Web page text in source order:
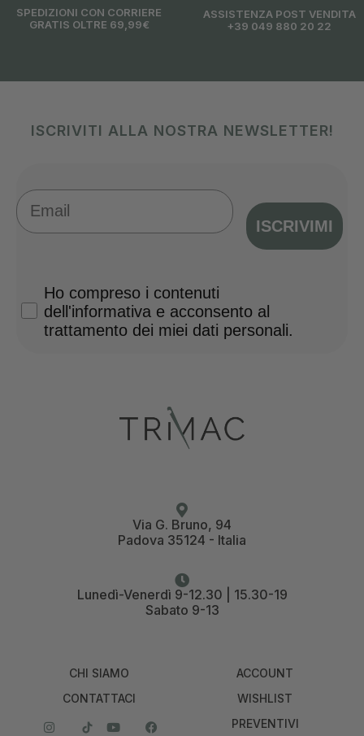
SPEDIZIONI CON CORRIERE
GRATIS OLTRE 69,99€
ASSISTENZA POST VENDITA
+39 049 880 20 22
ISCRIVITI ALLA NOSTRA NEWSLETTER!
Email
ISCRIVIMI
Privacy Policy
Ho compreso i contenuti
dell'informativa e acconsento al
trattamento dei miei dati personali.
Via G. Bruno, 94
Padova 35124 - Italia
Lunedì-Venerdì 9-12.30 | 15.30-19
Sabato 9-13
CHI SIAMO
CONTATTACI
ACCOUNT
WISHLIST
PREVENTIVI